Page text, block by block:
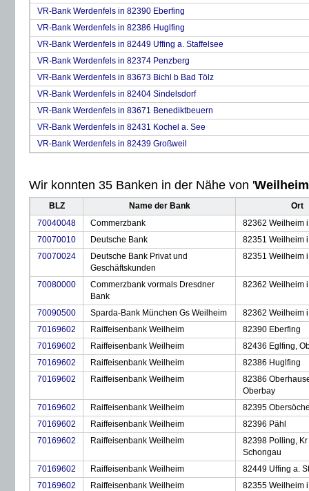
VR-Bank Werdenfels in 82390 Eberfing
VR-Bank Werdenfels in 82386 Huglfing
VR-Bank Werdenfels in 82449 Uffing a. Staffelsee
VR-Bank Werdenfels in 82374 Penzberg
VR-Bank Werdenfels in 83673 Bichl b Bad Tölz
VR-Bank Werdenfels in 82404 Sindelsdorf
VR-Bank Werdenfels in 83671 Benediktbeuern
VR-Bank Werdenfels in 82431 Kochel a. See
VR-Bank Werdenfels in 82439 Großweil
Wir konnten 35 Banken in der Nähe von 'Weilheim
BLZ Name der Bank
Ort
70040048
Commerzbank
82362 Weilheim
70070010
Deutsche Bank
82351 Weilheim
70070024
Deutsche Bank Privat und
Geschäftskunden
82351 Weilheim
70080000
Commerzbank vormals Dresdner
Bank
82362 Weilheim
70090500 Sparda-Bank München Gs Weilheim
82362 Weilheim
70169602
Raiffeisenbank Weilheim
82390 Eberfing
70169602
Raiffeisenbank Weilheim
82436 Eglfing,
70169602
Raiffeisenbank Weilheim
82386 Huglfing
70169602
Raiffeisenbank Weilheim
82386
Oberbay
70169602
Raiffeisenbank Weilheim
82395
70169602
Raiffeisenbank Weilheim
82396 Pähl
70169602
Raiffeisenbank Weilheim
82398 Polling,
Schongau
70169602
Raiffeisenbank Weilheim
82449 Uffing a.
70169602
Raiffeisenbank Weilheim
82355 Weilheim